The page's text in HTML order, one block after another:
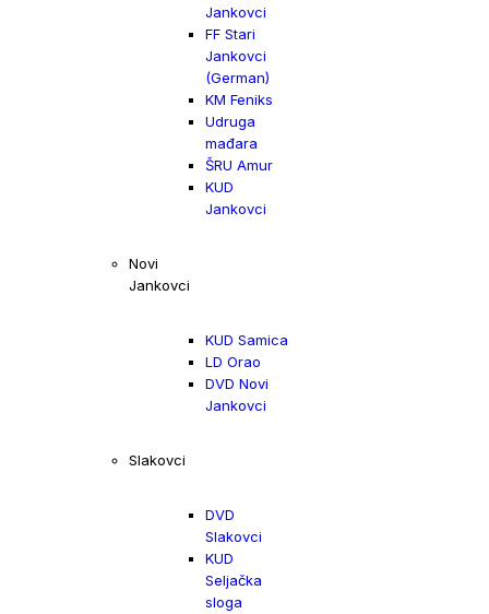
Jankovci
FF Stari
Jankovci
(German)
KM Feniks
Udruga
mađara
ŠRU Amur
KUD
Jankovci
Novi
Jankovci
KUD Samica
LD Orao
DVD Novi
Jankovci
Slakovci
DVD
Slakovci
KUD
Seljačka
sloga